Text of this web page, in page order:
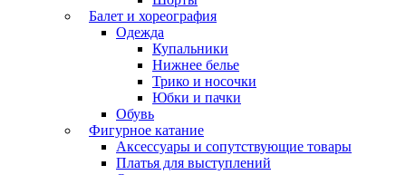
Балет и хореография
Одежда
Купальники
Нижнее белье
Трико и носочки
Юбки и пачки
Обувь
Фигурное катание
Аксессуары и сопутствующие товары
Платья для выступлений